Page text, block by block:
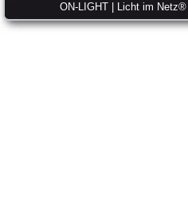
ON-LIGHT | Licht im Netz®